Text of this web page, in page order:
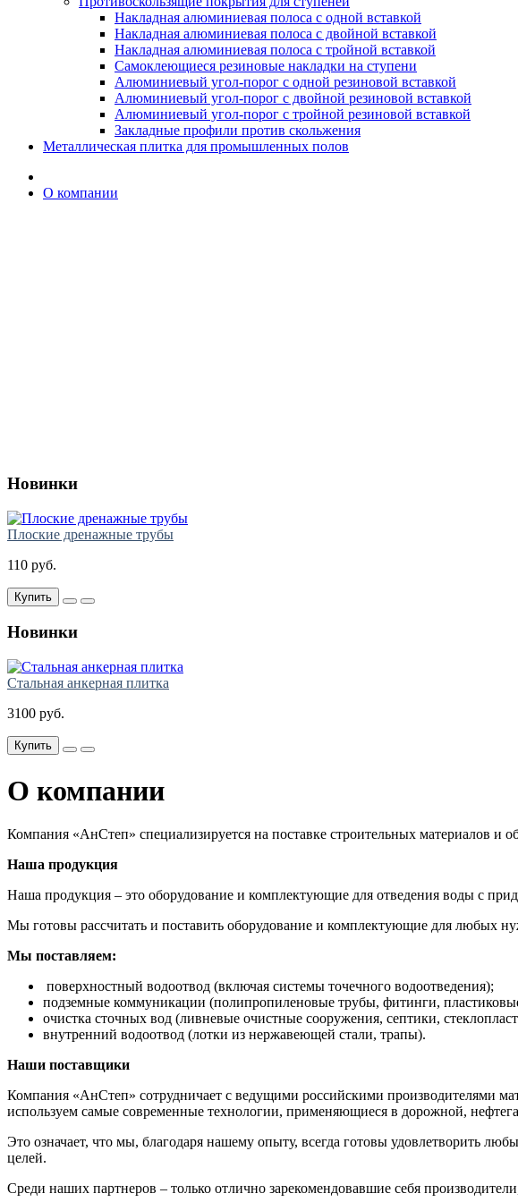
Накладная алюминиевая полоса с одной вставкой
Накладная алюминиевая полоса с двойной вставкой
Накладная алюминиевая полоса с тройной вставкой
Самоклеющиеся резиновые накладки на ступени
Алюминиевый угол-порог с одной резиновой вставкой
Алюминиевый угол-порог с двойной резиновой вставкой
Алюминиевый угол-порог с тройной резиновой вставкой
Закладные профили против скольжения
Металлическая плитка для промышленных полов
О компании
Новинки
Плоские дренажные трубы
110 руб.
Купить
Новинки
Стальная анкерная плитка
3100 руб.
Купить
О компании
Компания «АнСтеп» специализируется на поставке строительных материалов и
Наша продукция
Наша продукция – это оборудование и комплектующие для отведения воды с
Мы готовы рассчитать и поставить оборудование и комплектующие для любых
Мы поставляем:
поверхностный водоотвод (включая системы точечного водоотведения);
подземные коммуникации (полипропиленовые трубы, фитинги,
очистка сточных вод (ливневые очистные сооружения, септики,
внутренний водоотвод (лотки из нержавеющей стали, трапы).
Наши поставщики
Компания «АнСтеп» сотрудничает с ведущими российскими производителями
используем самые современные технологии, применяющиеся в дорожной,
Это означает, что мы, благодаря нашему опыту, всегда готовы удовлетворить
целей.
Среди наших партнеров – только отлично зарекомендовавшие себя